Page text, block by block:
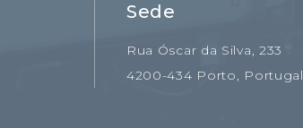
Sede
Rua Óscar da Silva, 233
4200-434 Porto, Portugal